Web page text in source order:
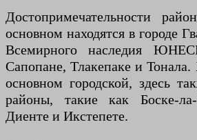
Достопримечательности
основном находятся в городе
Всемирного наследия
Сапопане, Тлакепаке и Тонала.
основном городской, здесь
районы, такие как Боске-
Диенте и Икстепете.